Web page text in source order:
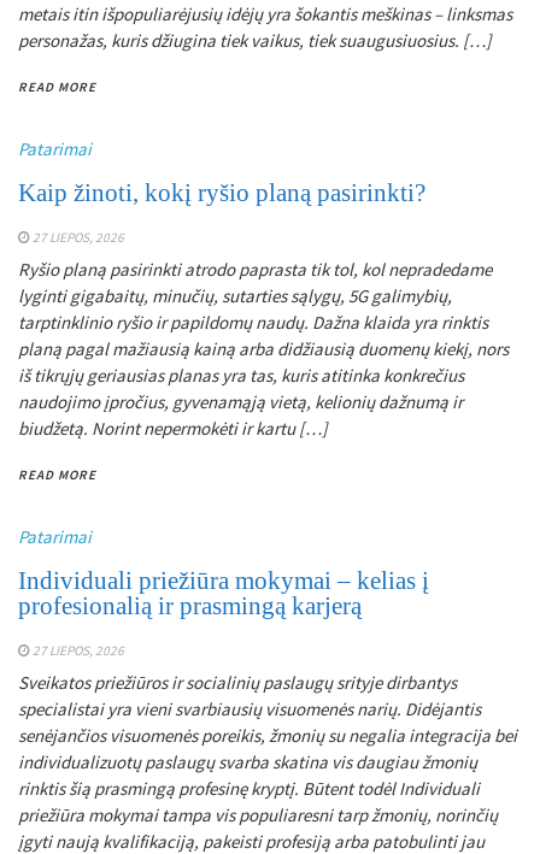
metais itin išpopuliarėjusių idėjų yra šokantis meškinas – linksmas
personažas, kuris džiugina tiek vaikus, tiek suaugusiuosius. […]
READ MORE
Patarimai
Kaip žinoti, kokį ryšio planą pasirinkti?
27 LIEPOS, 2026
Ryšio planą pasirinkti atrodo paprasta tik tol, kol nepradedame
lyginti gigabaitų, minučių, sutarties sąlygų, 5G galimybių,
tarptinklinio ryšio ir papildomų naudų. Dažna klaida yra rinktis
planą pagal mažiausią kainą arba didžiausią duomenų kiekį, nors
iš tikrųjų geriausias planas yra tas, kuris atitinka konkrečius
naudojimo įpročius, gyvenamąją vietą, kelionių dažnumą ir
biudžetą. Norint nepermokėti ir kartu […]
READ MORE
Patarimai
Individuali priežiūra mokymai – kelias į
profesionalią ir prasmingą karjerą
27 LIEPOS, 2026
Sveikatos priežiūros ir socialinių paslaugų srityje dirbantys
specialistai yra vieni svarbiausių visuomenės narių. Didėjantis
senėjančios visuomenės poreikis, žmonių su negalia integracija bei
individualizuotų paslaugų svarba skatina vis daugiau žmonių
rinktis šią prasmingą profesinę kryptį. Būtent todėl Individuali
priežiūra mokymai tampa vis populiaresni tarp žmonių, norinčių
įgyti naują kvalifikaciją, pakeisti profesiją arba patobulinti jau